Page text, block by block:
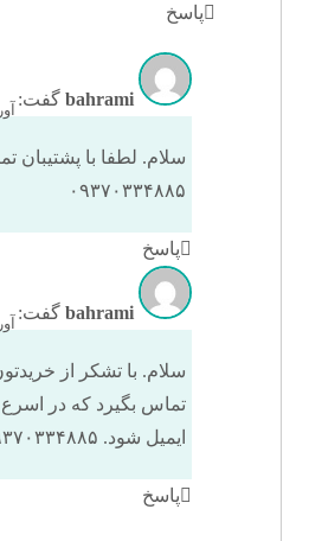
پاسخ
bahrami گفت:
آوریل 11, 2024
سلام. لطفا با پشتیبان
۰۹۳۷۰۳۳۴۸۸۵
پاسخ
bahrami گفت:
آوریل 11, 2024
سلام. با تشکر از
تماس بگیرد که در اسرع
ایمیل شود. ۰۹۳۷۰۳۳۴۸۸۵
پاسخ